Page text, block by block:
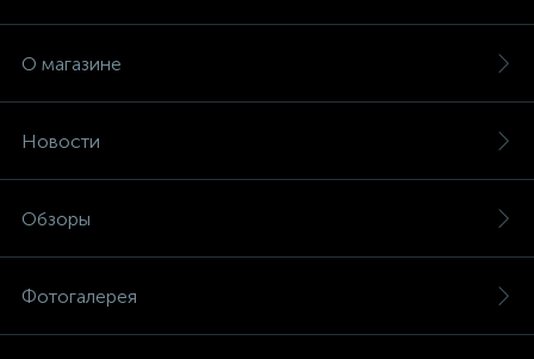
О магазине
Новости
Обзоры
Фотогалерея
Трансформаторы для ламп
Трансформаторы тока
Тройники и переходники электрические
Трубки термоусадочные